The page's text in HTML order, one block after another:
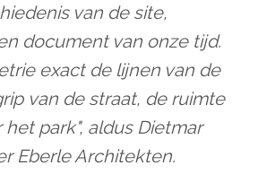
van de site,
document van onze tijd.
exact de lijnen van de
van de straat, de ruimte
park", aldus Dietmar
Eberle Architekten.